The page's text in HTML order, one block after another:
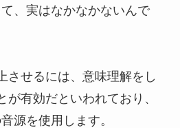
、実はなかなかないんで
させるには、意味理解をし
が有効だといわれており、
源を使用します。